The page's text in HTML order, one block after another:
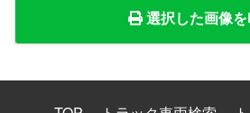
選択した画像